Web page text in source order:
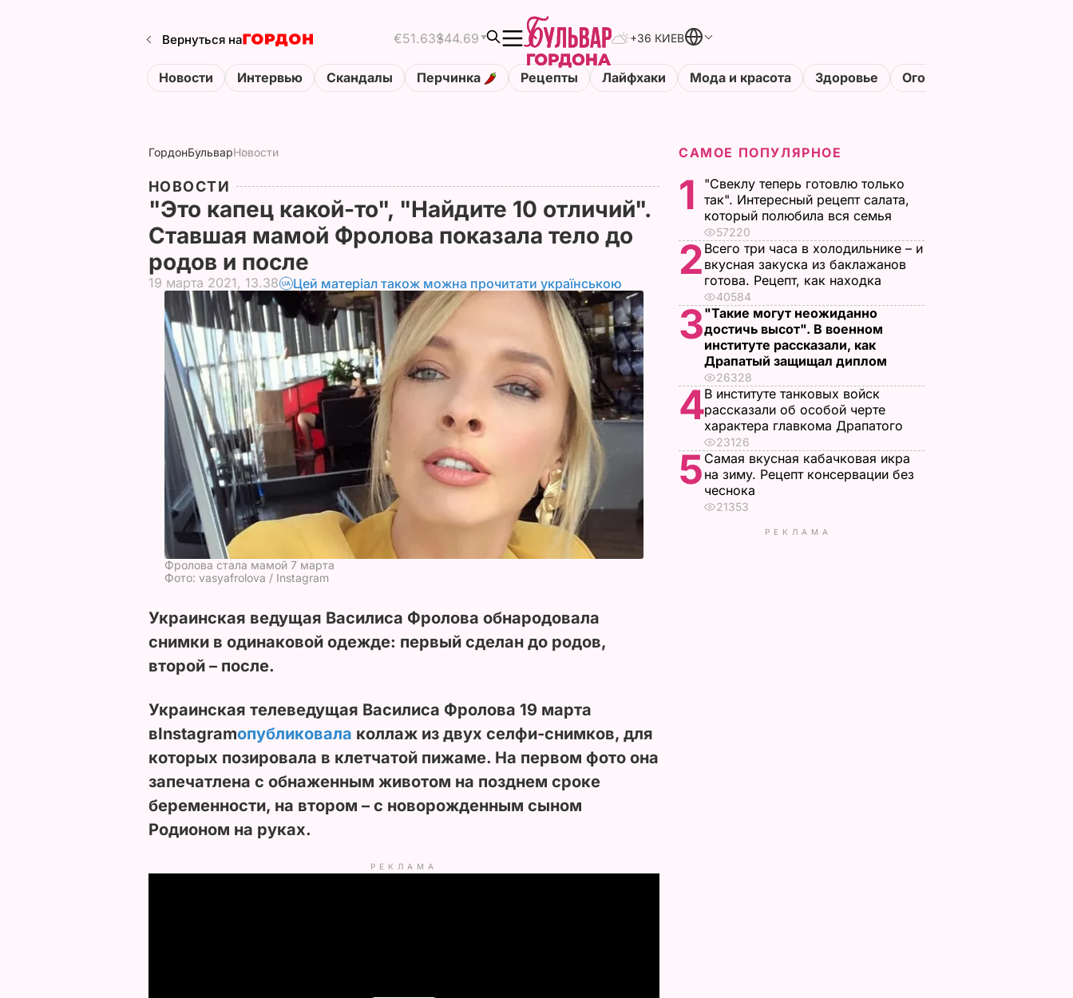
Вернуться на €51.63$44.69 +36 КИЕВ
Новости Интервью Скандалы Перчинка Рецепты Лайфхаки Мода и красота Здоровье Огороды
ГордонБульварНовости
НОВОСТИ
"Это капец какой-то", "Найдите 10 отличий".
Ставшая мамой Фролова показала тело до
родов и после
19 марта 2021, 13.38 Цей матеріал також можна прочитати українською
Фролова стала мамой 7 марта
Фото: vasyafrolova / Instagram
Украинская ведущая Василиса Фролова обнародовала
снимки в одинаковой одежде: первый сделан до родов,
второй – после.
Украинская телеведущая Василиса Фролова 19 марта
вInstagramопубликовала коллаж из двух селфи-снимков, для
которых позировала в клетчатой пижаме. На первом фото она
запечатлена с обнаженным животом на позднем сроке
беременности, на втором – с новорожденным сыном
Родионом на руках.
РЕКЛАМА
САМОЕ ПОПУЛЯРНОЕ
1
"Свеклу теперь готовлю только
так". Интересный рецепт салата,
который полюбила вся семья
57220
2 Всего три часа в холодильнике – и
вкусная закуска из баклажанов
готова. Рецепт, как находка
40584
3"Такие могут неожиданно
достичь высот". В военном
институте рассказали, как
Драпатый защищал диплом
26328
4В институте танковых войск
рассказали об особой черте
характера главкома Драпатого
23126
5 Самая вкусная кабачковая икра
на зиму. Рецепт консервации без
чеснока
21353
РЕКЛАМА